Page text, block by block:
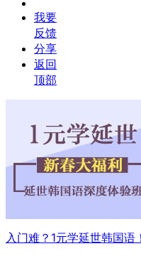
我要
反馈
分享
返回
顶部
入门难？1元学延世韩国语！